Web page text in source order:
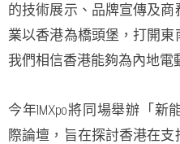
的技術展示、品牌宣傳及
業以香港為橋頭堡，打開東
我們相信香港能夠為內地電
今年IMXpo將同場舉辦「
際論壇，旨在探討香港在